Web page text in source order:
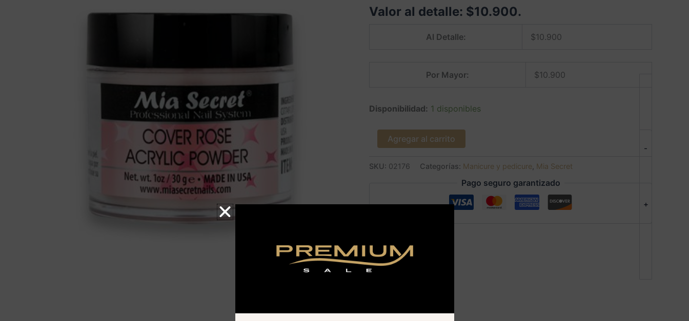
Valor al detalle: $10.900.
Al Detalle: $10.900
Por Mayor: $10.900
Disponibilidad: 1 disponibles
-
(Cod.
+
Agregar al carrito
SKU: 02176 Categorías: Manicure y pedicure Mia Secret
Pago seguro garantizado